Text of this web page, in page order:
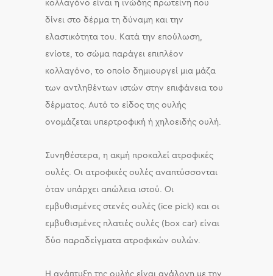
κολλαγόνο είναι η ινώδης πρωτεΐνη που
δίνει στο δέρμα τη δύναμη και την
ελαστικότητα του. Κατά την επούλωση,
ενίοτε, το σώμα παράγει επιπλέον
κολλαγόνο, το οποίο δημιουργεί μια μάζα
των αντληθέντων ιστών στην επιφάνεια του
δέρματος. Αυτό το είδος της ουλής
ονομάζεται υπερτροφική ή χηλοειδής ουλή.
Συνηθέστερα, η ακμή προκαλεί ατροφικές
ουλές. Οι ατροφικές ουλές αναπτύσσονται
όταν υπάρχει απώλεια ιστού. Οι
εμβυθισμένες στενές ουλές (ice pick) και οι
εμβυθισμένες πλατιές ουλές (box car) είναι
δύο παραδείγματα ατροφικών ουλών.
Η ανάπτυξη της ουλής είναι ανάλογη με την